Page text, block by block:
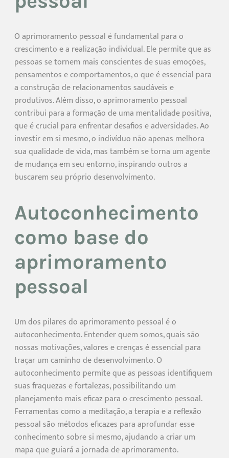
O aprimoramento pessoal é fundamental para o
crescimento e a realização individual. Ele permite que as
pessoas se tornem mais conscientes de suas emoções,
pensamentos e comportamentos, o que é essencial para
a construção de relacionamentos saudáveis e
produtivos. Além disso, o aprimoramento pessoal
contribui para a formação de uma mentalidade positiva,
que é crucial para enfrentar desafios e adversidades. Ao
investir em si mesmo, o indivíduo não apenas melhora
sua qualidade de vida, mas também se torna um agente
de mudança em seu entorno, inspirando outros a
buscarem seu próprio desenvolvimento.
Autoconhecimento
como base do
aprimoramento
pessoal
Um dos pilares do aprimoramento pessoal é o
autoconhecimento. Entender quem somos, quais são
nossas motivações, valores e crenças é essencial para
traçar um caminho de desenvolvimento. O
autoconhecimento permite que as pessoas identifiquem
suas fraquezas e fortalezas, possibilitando um
planejamento mais eficaz para o crescimento pessoal.
Ferramentas como a meditação, a terapia e a reflexão
pessoal são métodos eficazes para aprofundar esse
conhecimento sobre si mesmo, ajudando a criar um
mapa que guiará a jornada de aprimoramento.